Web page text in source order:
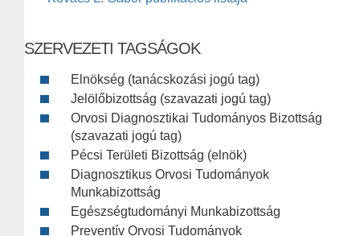
SZERVEZETI TAGSÁGOK
Elnökség (tanácskozási jogú tag)
Jelölőbizottság (szavazati jogú tag)
Orvosi Diagnosztikai Tudományos Bizottság
(szavazati jogú tag)
Pécsi Területi Bizottság (elnök)
Diagnosztikus Orvosi Tudományok
Munkabizottság
Egészségtudományi Munkabizottság
Preventív Orvosi Tudományok